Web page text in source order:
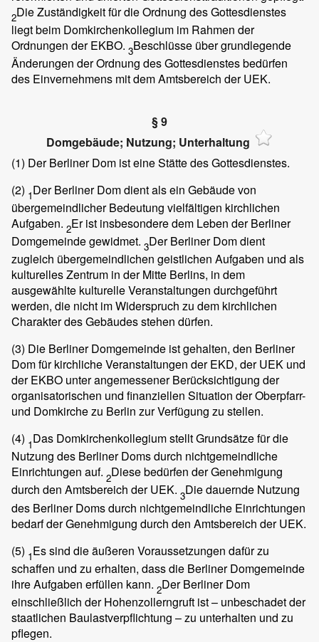
2Die Zuständigkeit für die Ordnung des Gottesdienstes
liegt beim Domkirchenkollegium im Rahmen der
Ordnungen der EKBO. 3Beschlüsse über grundlegende
Änderungen der Ordnung des Gottesdienstes bedürfen
des Einvernehmens mit dem Amtsbereich der UEK.
§ 9
Domgebäude; Nutzung; Unterhaltung
(1) Der Berliner Dom ist eine Stätte des Gottesdienstes.
(2) 1Der Berliner Dom dient als ein Gebäude von
übergemeindlicher Bedeutung vielfältigen kirchlichen
Aufgaben. 2Er ist insbesondere dem Leben der Berliner
Domgemeinde gewidmet. 3Der Berliner Dom dient
zugleich übergemeindlichen geistlichen Aufgaben und als
kulturelles Zentrum in der Mitte Berlins, in dem
ausgewählte kulturelle Veranstaltungen durchgeführt
werden, die nicht im Widerspruch zu dem kirchlichen
Charakter des Gebäudes stehen dürfen.
(3) Die Berliner Domgemeinde ist gehalten, den Berliner
Dom für kirchliche Veranstaltungen der EKD, der UEK und
der EKBO unter angemessener Berücksichtigung der
organisatorischen und finanziellen Situation der Oberpfarr-
und Domkirche zu Berlin zur Verfügung zu stellen.
(4) 1Das Domkirchenkollegium stellt Grundsätze für die
Nutzung des Berliner Doms durch nichtgemeindliche
Einrichtungen auf. 2Diese bedürfen der Genehmigung
durch den Amtsbereich der UEK. 3Die dauernde Nutzung
des Berliner Doms durch nichtgemeindliche Einrichtungen
bedarf der Genehmigung durch den Amtsbereich der UEK.
(5) 1Es sind die äußeren Voraussetzungen dafür zu
schaffen und zu erhalten, dass die Berliner Domgemeinde
ihre Aufgaben erfüllen kann. 2Der Berliner Dom
einschließlich der Hohenzollerngruft ist – unbeschadet der
staatlichen Baulastverpflichtung – zu unterhalten und zu
pflegen.